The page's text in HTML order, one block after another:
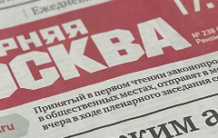
Но важно
им. Он может стать
совокупности с